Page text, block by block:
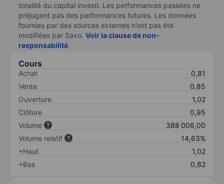
totalité du capital investi. Les performances passées ne
préjugent pas des performances futures. Les données
fournies par des sources externes n’ont pas été
modifiées par Saxo. Voir la clause de non-
responsabilité.
Cours
Achat
0,81
Vente
0,85
Ouverture
1,02
Clôture
0,95
Volume
388 006,00
Volume relatif
14,63%
+Haut
1,02
+Bas
0,82